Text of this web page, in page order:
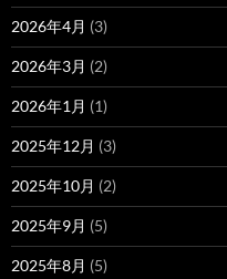
2026年4月 (3)
2026年3月 (2)
2026年1月 (1)
2025年12月 (3)
2025年10月 (2)
2025年9月 (5)
2025年8月 (5)